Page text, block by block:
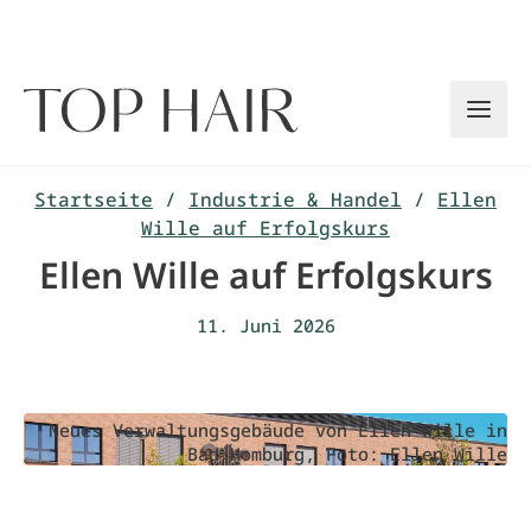
Startseite / Industrie & Handel / Ellen
Wille auf Erfolgskurs
Ellen Wille auf Erfolgskurs
11. Juni 2026
Neues Verwaltungsgebäude von Ellen Wille in
Bad Homburg, Foto: Ellen Wille